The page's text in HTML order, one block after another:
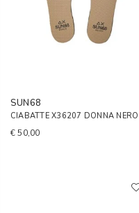
SUN68
CIABATTE X36207 DONNA NERO
€ 50,00